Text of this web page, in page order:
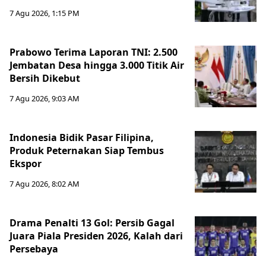
7 Agu 2026, 1:15 PM
Prabowo Terima Laporan TNI: 2.500
Jembatan Desa hingga 3.000 Titik Air
Bersih Dikebut
7 Agu 2026, 9:03 AM
Indonesia Bidik Pasar Filipina,
Produk Peternakan Siap Tembus
Ekspor
7 Agu 2026, 8:02 AM
Drama Penalti 13 Gol: Persib Gagal
Juara Piala Presiden 2026, Kalah dari
Persebaya